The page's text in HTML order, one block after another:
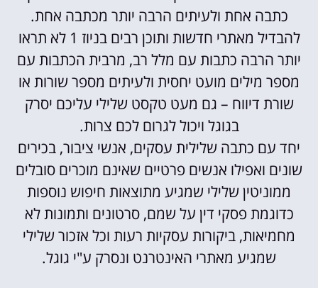
כתבה אחת ולעיתים הרבה יותר מכתבה אחת.
להבדיל מאתרי חדשות ותוכן רבים בניוז 1 לא תראו
יותר הרבה כתבות עם מלל רב, מרבית הכתבות עם
מספר מילים מועט יחסית ולעיתים מספר שורות או
שורת דיווח – גם מעט טקסט שלילי עליכם יסרק
בגוגל ויכול לגרום לכם צרות.
יחד עם כתבה שלילית עסקים, אנשי ציבור, בכירים
שונים ואפילו אנשים פרטיים שאינם מוכרים סובלים
ממוניטין שלילי שמגיע מתוצאות חיפוש נוספות
כדוגמת פסקי דין על שמם, סרטונים ותמונות לא
מחמיאות, ביקורות עסקיות רעות וכל אזכור שלילי
שמגיע מאתרי האינטרנט ונסרק ע"י גוגל.